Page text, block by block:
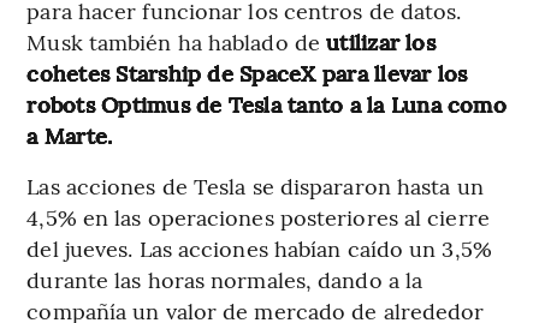
para hacer funcionar los centros de datos.
Musk también ha hablado deutilizar los
cohetes Starship de SpaceX para llevar los
robots Optimus de Tesla tanto a la Luna como
a Marte.
Las acciones de Tesla se dispararon hasta un
4,5% en las operaciones posteriores al cierre
del jueves. Las acciones habían caído un 3,5%
durante las horas normales, dando a la
compañía un valor de mercado de alrededor